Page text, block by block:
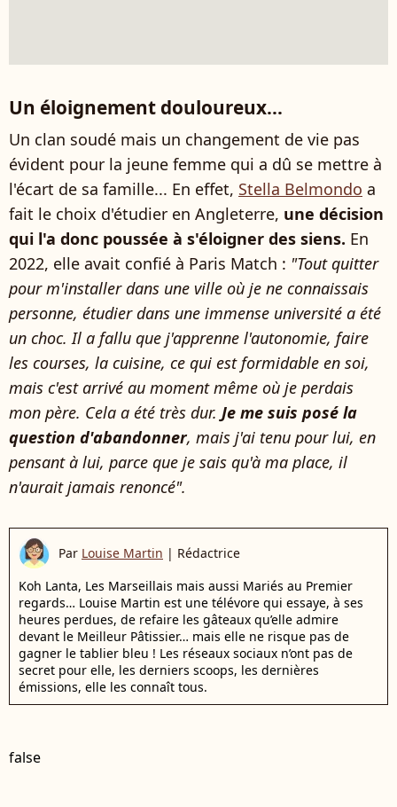
Un éloignement douloureux...
Un clan soudé mais un changement de vie pas
évident pour la jeune femme qui a dû se mettre à
l'écart de sa famille... En effet, Stella Belmondo a
fait le choix d'étudier en Angleterre, une décision
qui l'a donc poussée à s'éloigner des siens. En
2022, elle avait confié à Paris Match : "Tout quitter
pour m'installer dans une ville où je ne connaissais
personne, étudier dans une immense université a été
un choc. Il a fallu que j'apprenne l'autonomie, faire
les courses, la cuisine, ce qui est formidable en soi,
mais c'est arrivé au moment même où je perdais
mon père. Cela a été très dur. Je me suis posé la
question d'abandonner, mais j'ai tenu pour lui, en
pensant à lui, parce que je sais qu'à ma place, il
n'aurait jamais renoncé".
Par Louise Martin | Rédactrice
Koh Lanta, Les Marseillais mais aussi Mariés au Premier
regards… Louise Martin est une télévore qui essaye, à ses
heures perdues, de refaire les gâteaux qu’elle admire
devant le Meilleur Pâtissier… mais elle ne risque pas de
gagner le tablier bleu ! Les réseaux sociaux n’ont pas de
secret pour elle, les derniers scoops, les dernières
émissions, elle les connaît tous.
false